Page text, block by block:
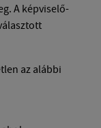
A képviselő-
az alábbi